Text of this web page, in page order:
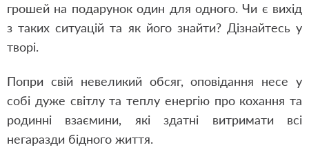
грошей на подарунок один для одного. Чи є вихід
з таких ситуацій та як його знайти? Дізнайтесь у
творі.
Попри свій невеликий обсяг, оповідання несе у
собі дуже світлу та теплу енергію про кохання та
родинні взаємини, які здатні витримати всі
негаразди бідного життя.